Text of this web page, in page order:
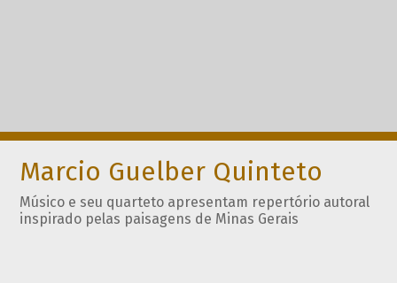
Marcio Guelber Quinteto
Músico e seu quarteto apresentam repertório autoral
inspirado pelas paisagens de Minas Gerais